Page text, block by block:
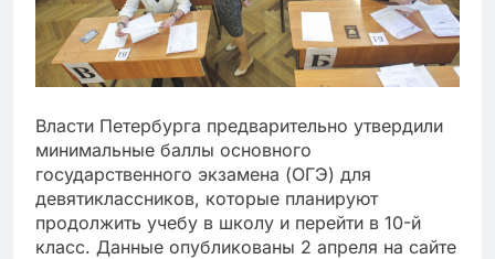
Власти Петербурга предварительно утвердили
минимальные баллы основного
государственного экзамена (ОГЭ) для
девятиклассников, которые планируют
продолжить учебу в школу и перейти в 10-й
класс. Данные опубликованы 2 апреля на сайте